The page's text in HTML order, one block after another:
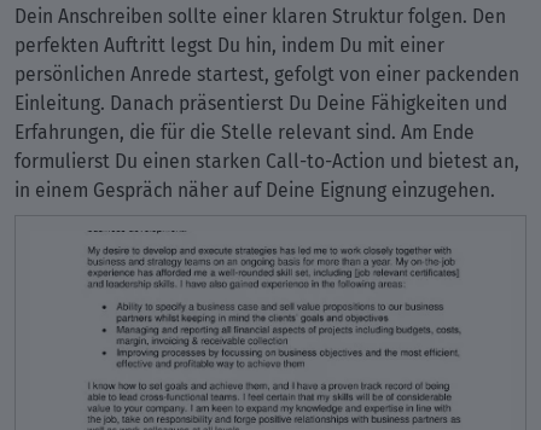
Dein Anschreiben sollte einer klaren Struktur folgen. Den
perfekten Auftritt legst Du hin, indem Du mit einer
persönlichen Anrede startest, gefolgt von einer packenden
Einleitung. Danach präsentierst Du Deine Fähigkeiten und
Erfahrungen, die für die Stelle relevant sind. Am Ende
formulierst Du einen starken Call-to-Action und bietest an,
in einem Gespräch näher auf Deine Eignung einzugehen.